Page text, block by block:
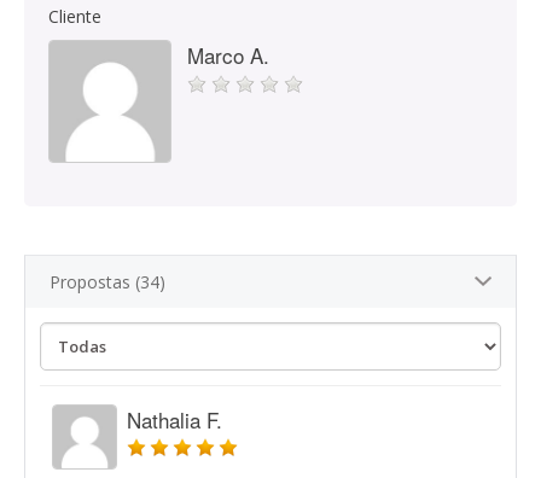
Cliente
Marco A.
Propostas (34)
Nathalia F.